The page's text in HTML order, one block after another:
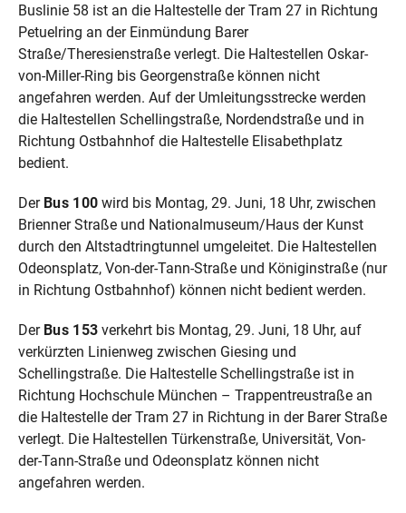
Buslinie 58 ist an die Haltestelle der Tram 27 in Richtung
Petuelring an der Einmündung Barer
Straße/Theresienstraße verlegt. Die Haltestellen Oskar-
von-Miller-Ring bis Georgenstraße können nicht
angefahren werden. Auf der Umleitungsstrecke werden
die Haltestellen Schellingstraße, Nordendstraße und in
Richtung Ostbahnhof die Haltestelle Elisabethplatz
bedient.
Der Bus 100 wird bis Montag, 29. Juni, 18 Uhr, zwischen
Brienner Straße und Nationalmuseum/Haus der Kunst
durch den Altstadtringtunnel umgeleitet. Die Haltestellen
Odeonsplatz, Von-der-Tann-Straße und Königinstraße (nur
in Richtung Ostbahnhof) können nicht bedient werden.
Der Bus 153 verkehrt bis Montag, 29. Juni, 18 Uhr, auf
verkürzten Linienweg zwischen Giesing und
Schellingstraße. Die Haltestelle Schellingstraße ist in
Richtung Hochschule München – Trappentreustraße an
die Haltestelle der Tram 27 in Richtung in der Barer Straße
verlegt. Die Haltestellen Türkenstraße, Universität, Von-
der-Tann-Straße und Odeonsplatz können nicht
angefahren werden.